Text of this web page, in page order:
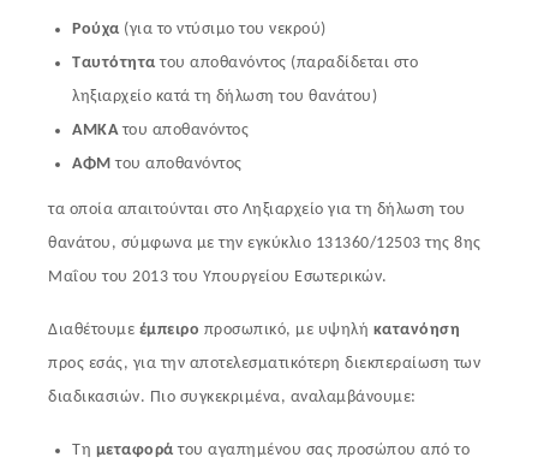
Ρούχα (για το ντύσιμο του νεκρού)
Ταυτότητα του αποθανόντος (παραδίδεται στο
ληξιαρχείο κατά τη δήλωση του θανάτου)
ΑΜΚΑτου αποθανόντος
ΑΦΜ του αποθανόντος
τα οποία απαιτούνται στο Ληξιαρχείο για τη δήλωση του
θανάτου, σύμφωνα με την εγκύκλιο 131360/12503 της 8ης
Μαΐου του 2013 του Υπουργείου Εσωτερικών.
Διαθέτουμε έμπειρο προσωπικό, με υψηλή κατανόηση
προς εσάς, για την αποτελεσματικότερη διεκπεραίωση των
διαδικασιών. Πιο συγκεκριμένα, αναλαμβάνουμε:
Τη μεταφοράτου αγαπημένου σας προσώπου από το